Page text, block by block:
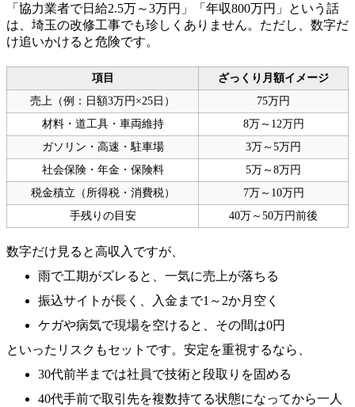
「協力業者で日給2.5万～3万円」「年収800万円」という話
は、埼玉の改修工事でも珍しくありません。ただし、数字だ
け追いかけると危険です。
項目
ざっくり月額イメージ
売上（例：日額3万円×25日）
75万円
材料・道工具・車両維持
8万～12万円
ガソリン・高速・駐車場
3万～5万円
社会保険・年金・保険料
5万～8万円
税金積立（所得税・消費税）
7万～10万円
手残りの目安
40万～50万円前後
数字だけ見ると高収入ですが、
雨で工期がズレると、一気に売上が落ちる
振込サイトが長く、入金まで1～2か月空く
ケガや病気で現場を空けると、その間は0円
といったリスクもセットです。安定を重視するなら、
30代前半までは社員で技術と段取りを固める
40代手前で取引先を複数持てる状態になってから一人